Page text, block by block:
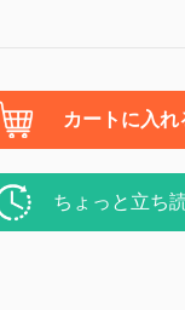
カートに入れ
ちょっと立ち